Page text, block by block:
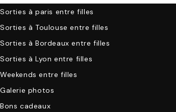
Sorties à paris entre filles
Sorties à Toulouse entre filles
Sorties à Bordeaux entre filles
Sorties à Lyon entre filles
Weekends entre filles
Galerie photos
Bons cadeaux